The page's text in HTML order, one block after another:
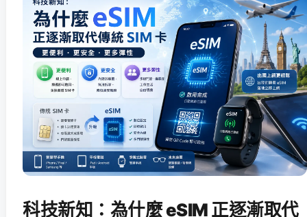
科技新知：為什麼 eSIM 正逐漸取代